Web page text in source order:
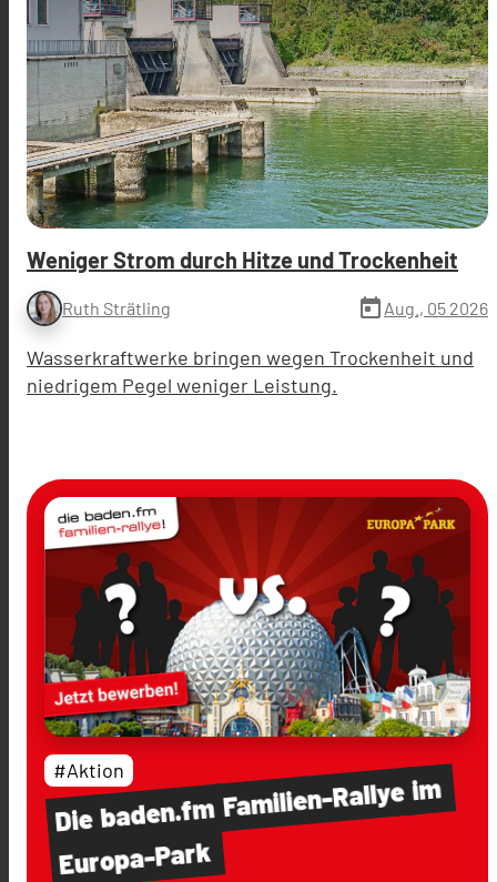
Weniger Strom durch Hitze und Trockenheit
Ruth Strätling today Aug., 05 2026
Wasserkraftwerke bringen wegen Trockenheit und
niedrigem Pegel weniger Leistung.
Diebaden.fmFamilien-Rallyeim
Europa-Park
#Aktion